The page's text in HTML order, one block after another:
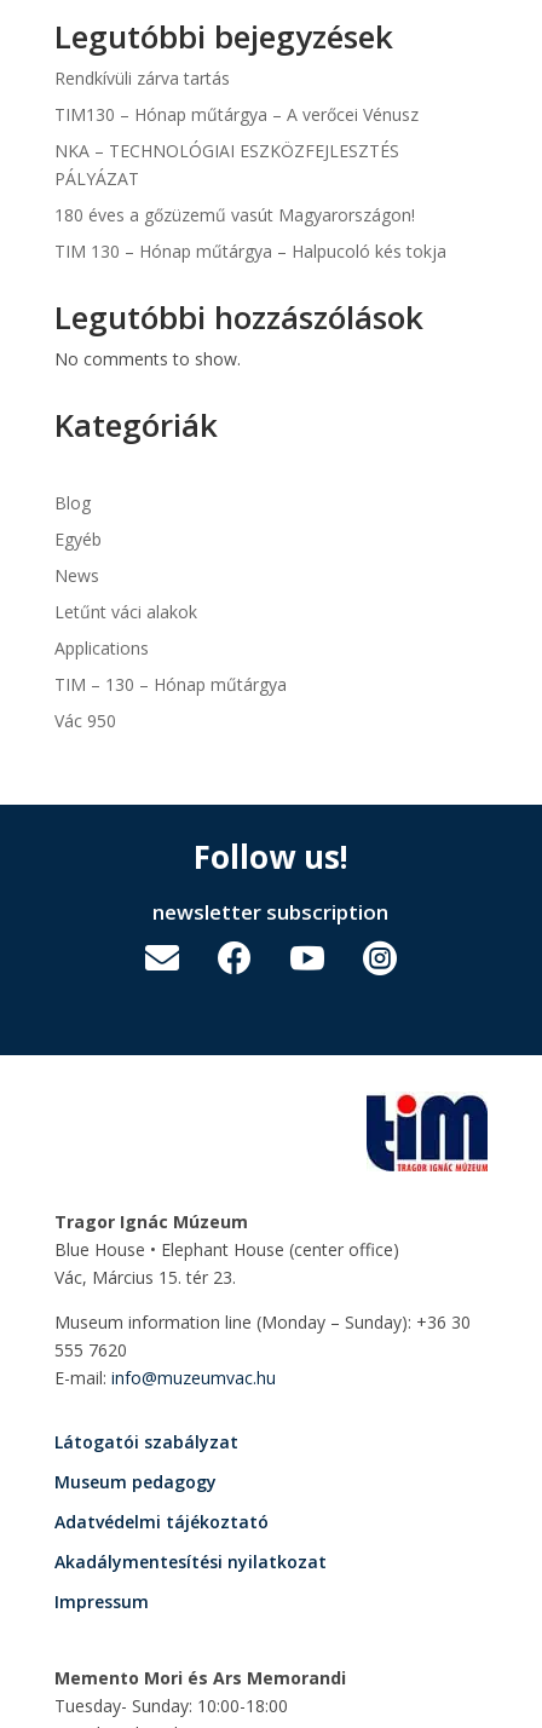
Legutóbbi bejegyzések
Rendkívüli zárva tartás
TIM130 – Hónap műtárgya – A verőcei Vénusz
NKA – TECHNOLÓGIAI ESZKÖZFEJLESZTÉS
PÁLYÁZAT
180 éves a gőzüzemű vasút Magyarországon!
TIM 130 – Hónap műtárgya – Halpucoló kés tokja
Legutóbbi hozzászólások
No comments to show.
Kategóriák
Blog
Egyéb
News
Letűnt váci alakok
Applications
TIM – 130 – Hónap műtárgya
Vác 950
Follow us!
newsletter subscription
   
Tragor Ignác Múzeum
Blue House • Elephant House (center office)
Vác, Március 15. tér 23.
Museum information line (Monday – Sunday): +36 30
555 7620
E-mail: info@muzeumvac.hu
Látogatói szabályzat
Museum pedagogy
Adatvédelmi tájékoztató
Akadálymentesítési nyilatkozat
Impressum
Memento Mori és Ars Memorandi
Tuesday- Sunday: 10:00-18:00